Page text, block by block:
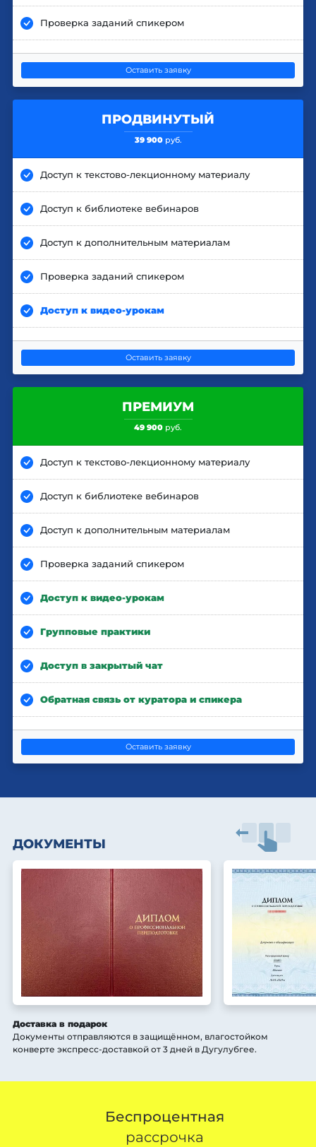
Проверка заданий спикером
Оставить заявку
ПРОДВИНУТЫЙ
39 900 руб.
Доступ к текстово-лекционному материалу
Доступ к библиотеке вебинаров
Доступ к дополнительным материалам
Проверка заданий спикером
Доступ к видео-урокам
Оставить заявку
ПРЕМИУМ
49 900 руб.
Доступ к текстово-лекционному материалу
Доступ к библиотеке вебинаров
Доступ к дополнительным материалам
Проверка заданий спикером
Доступ к видео-урокам
Групповые практики
Доступ в закрытый чат
Обратная связь от куратора и спикера
Оставить заявку
ДОКУМЕНТЫ
Доставка в подарок
Документы отправляются в защищённом, влагостойком
конверте экспресс-доставкой от 3 дней в Дугулубгее.
Беспроцентная
рассрочка